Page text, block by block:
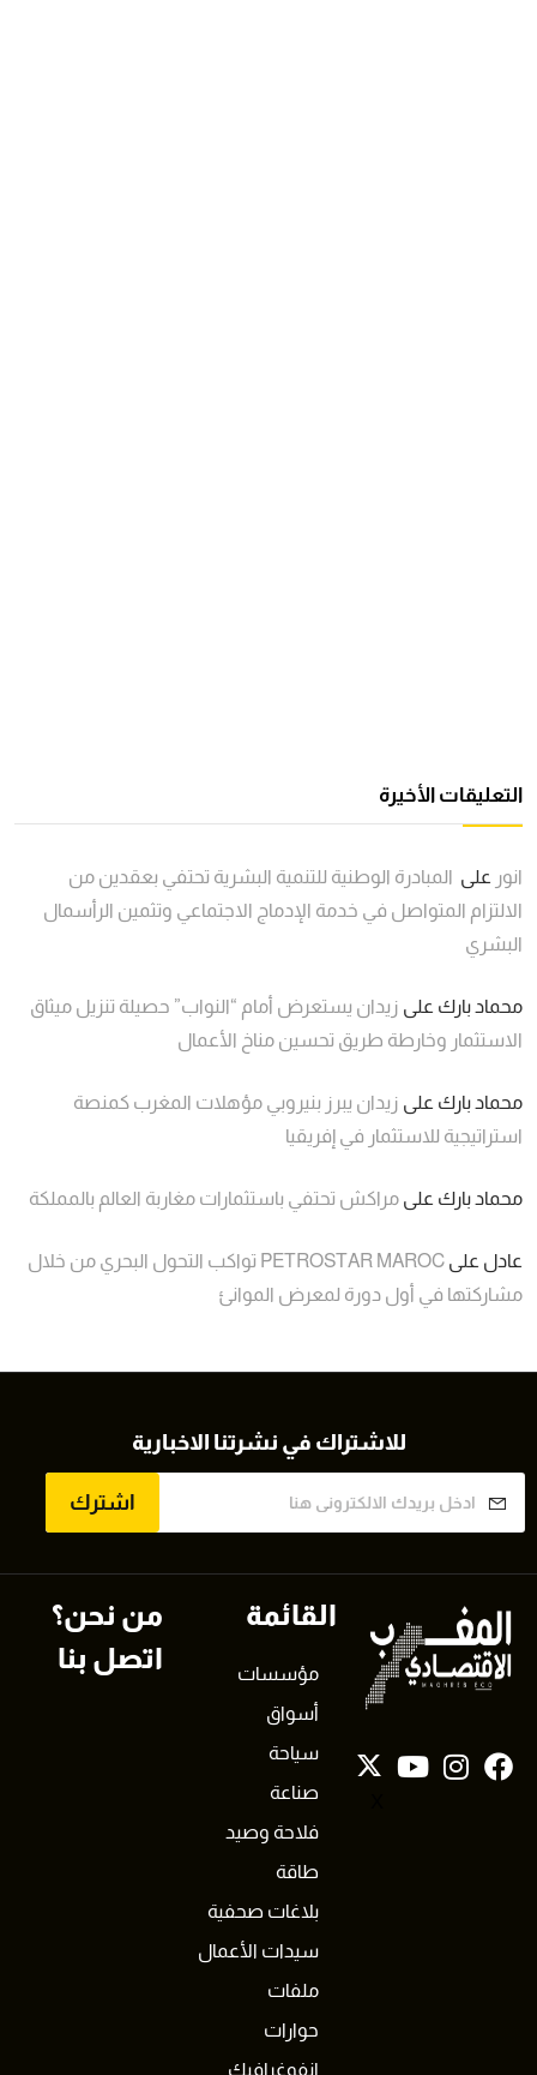
التعليقات الأخيرة
انور على المبادرة الوطنية للتنمية البشرية تحتفي بعقدين من
الالتزام المتواصل في خدمة الإدماج الاجتماعي وتثمين الرأسمال
البشري
محماد بارك على زيدان يستعرض أمام “النواب” حصيلة تنزيل ميثاق
الاستثمار وخارطة طريق تحسين مناخ الأعمال
محماد بارك على زيدان يبرز بنيروبي مؤهلات المغرب كمنصة
استراتيجية للاستثمار في إفريقيا
محماد بارك على مراكش تحتفي باستثمارات مغاربة العالم بالمملكة
عادل على
PETROSTAR MAROC تواكب التحول البحري من خلال
مشاركتها في أول دورة لمعرض الموانئ
للاشتراك في نشرتنا الاخبارية
اشترك
القائمة
مؤسسات
أسواق
سياحة
صناعة
فلاحة وصيد
طاقة
بلاغات صحفية
سيدات الأعمال
ملفات
حوارات
انفوغرافيك
من نحن؟
اتصل بنا